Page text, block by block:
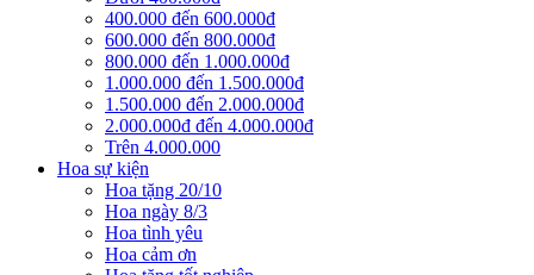
400.000 đến 600.000đ
600.000 đến 800.000đ
800.000 đến 1.000.000đ
1.000.000 đến 1.500.000đ
1.500.000 đến 2.000.000đ
2.000.000đ đến 4.000.000đ
Trên 4.000.000
Hoa sự kiện
Hoa tặng 20/10
Hoa ngày 8/3
Hoa tình yêu
Hoa cảm ơn